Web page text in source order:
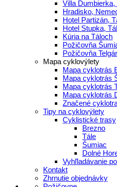
Villa
Hradisko,
Hotel Partizán,
Hotel Stupka,
Kúria na Táloch
Požičovňa
Požičovňa
Mapa cyklovýlety
Mapa cyklotrás
Mapa cyklotrás
Mapa cyklotrás
Mapa cyklotrás
Značené
Tipy na cyklovýlety
Cyklistické trasy
Brezno
Tále
Šumiac
Dolné
Vyhľladávanie
Kontakt
Zhrnutie objednávky